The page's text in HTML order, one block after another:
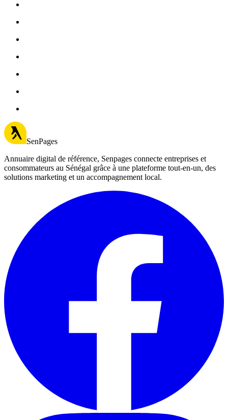
SenPages
Annuaire digital de référence, Senpages connecte entreprises et
consommateurs au Sénégal grâce à une plateforme tout-en-un, des
solutions marketing et un accompagnement local.